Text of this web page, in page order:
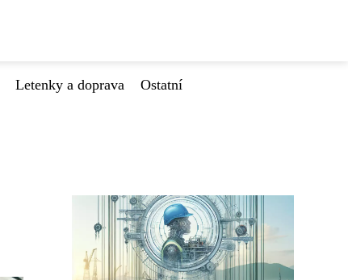
Letenky a doprava
Ostatní